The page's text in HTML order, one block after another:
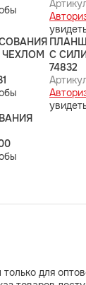
С
74832
для